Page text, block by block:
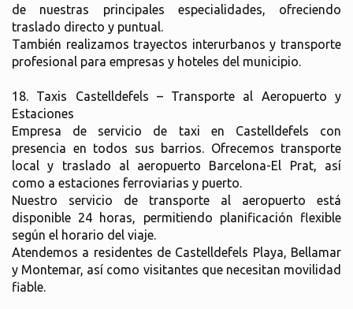
de nuestras principales especialidades, ofreciendo
traslado directo y puntual.
También realizamos trayectos interurbanos y transporte
profesional para empresas y hoteles del municipio.
18. Taxis Castelldefels – Transporte al Aeropuerto y
Estaciones
Empresa de servicio de taxi en Castelldefels con
presencia en todos sus barrios. Ofrecemos transporte
local y traslado al aeropuerto Barcelona-El Prat, así
como a estaciones ferroviarias y puerto.
Nuestro servicio de transporte al aeropuerto está
disponible 24 horas, permitiendo planificación flexible
según el horario del viaje.
Atendemos a residentes de Castelldefels Playa, Bellamar
y Montemar, así como visitantes que necesitan movilidad
fiable.